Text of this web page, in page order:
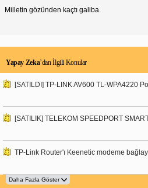
Milletin gözünden kaçtı galiba.
Yapay Zeka’dan İlgili Konular
[SATILDI] TP-LINK AV600 TL-WPA4220
[SATILIK] TELEKOM SPEEDPORT
TP-Link Router'ı Keenetic modeme